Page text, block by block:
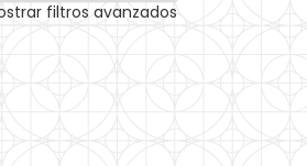
filtros avanzados